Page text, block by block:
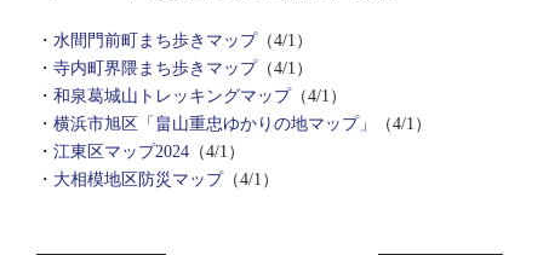
・ 水間門前町まち歩きマップ （4/1）
・ 寺内町界隈まち歩きマップ （4/1）
・ 和泉葛城山トレッキングマップ （4/1）
・ 横浜市旭区「畠山重忠ゆかりの地マップ」
（4/1）
・ 江東区マップ2024 （4/1）
・ 大相模地区防災マップ （4/1）